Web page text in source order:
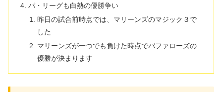
パ・リーグも白熱の優勝争い
昨日の試合前時点では、マリーンズのマジック３で
した
マリーンズが一つでも負けた時点でバファローズの
優勝が決まります